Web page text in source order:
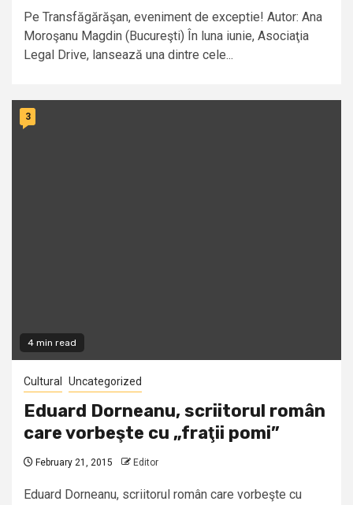
Pe Transfăgărăşan, eveniment de exceptie! Autor: Ana
Moroşanu Magdin (Bucureşti) În luna iunie, Asociaţia
Legal Drive, lansează una dintre cele...
4 min read
3
Cultural Uncategorized
Eduard Dorneanu, scriitorul român
care vorbeşte cu „fraţii pomi”
February 21, 2015 Editor
Eduard Dorneanu, scriitorul român care vorbeşte cu